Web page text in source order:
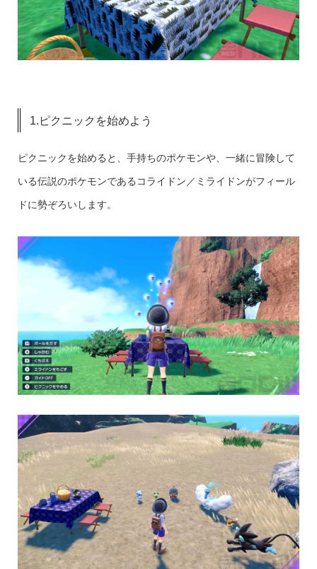
1.ピクニックを始めよう
ピクニックを始めると、手持ちのポケモンや、一緒に冒険して
いる伝説のポケモンであるコライドン／ミライドンがフィール
ドに勢ぞろいします。